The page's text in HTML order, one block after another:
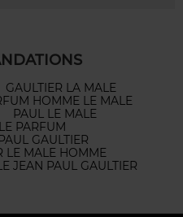
GAULTIER LA MALE
HOMME LE MALE
PAUL LE MALE
PARFUM
GAULTIER
LE MALE HOMME
JEAN PAUL GAULTIER